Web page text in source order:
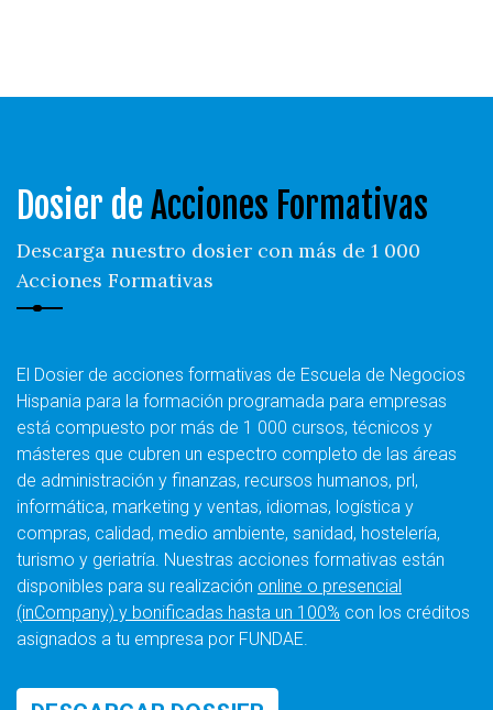
Dosier de Acciones Formativas
Descarga nuestro dosier con más de 1 000
Acciones Formativas
El Dosier de acciones formativas de Escuela de Negocios
Hispania para la formación programada para empresas
está compuesto por más de 1 000 cursos, técnicos y
másteres que cubren un espectro completo de las áreas
de administración y finanzas, recursos humanos, prl,
informática, marketing y ventas, idiomas, logística y
compras, calidad, medio ambiente, sanidad, hostelería,
turismo y geriatría. Nuestras acciones formativas están
disponibles para su realización online o presencial
(inCompany) y bonificadas hasta un 100% con los créditos
asignados a tu empresa por FUNDAE.